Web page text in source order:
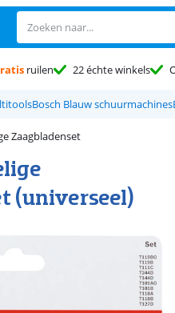
ruilen 22 échte winkels
Bosch Blauw schuurmachines
Zaagbladenset
(universeel)